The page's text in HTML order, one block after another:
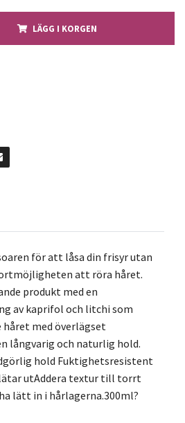
LÄGG I KORGEN
för att låsa din frisyr utan
möjligheten att röra håret.
produkt med en
av kaprifol och litchi som
med överlägset
långvarig och naturlig hold.
hold Fuktighetsresistent
utAddera textur till torrt
lätt in i hårlagerna.300ml?